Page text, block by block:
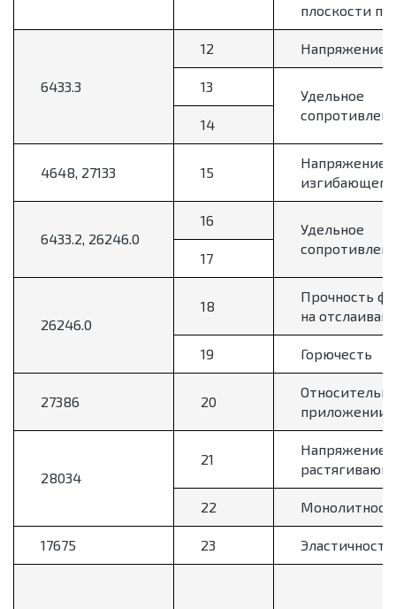
плоскости
6433.3
12 Напряжение
13
Удельное
14
4648, 27133 15
Напряжение
6433.2, 26246.0
16
Удельное
17
26246.0
18
Прочность
на
19 Горючесть
27386 20
приложении
28034
21
Напряжение
22
17675 23 Эластичность